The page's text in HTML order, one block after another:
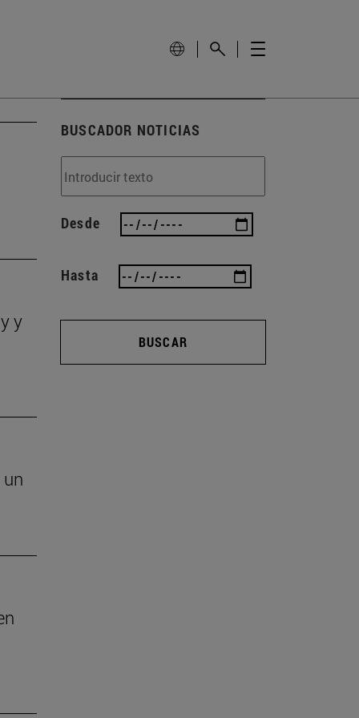
y
BUSCADOR NOTICIAS
Desde
Hasta
BUSCAR